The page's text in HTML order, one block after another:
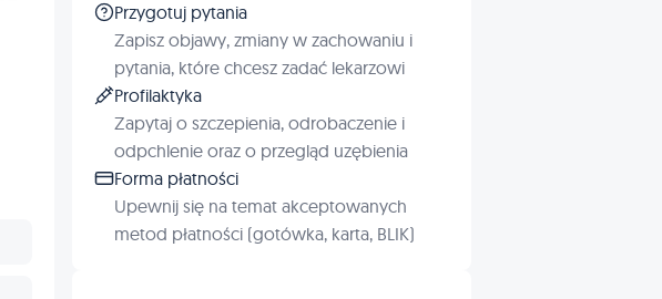
Przygotuj pytania
Zapisz objawy, zmiany w zachowaniu i
pytania, które chcesz zadać lekarzowi
Profilaktyka
Zapytaj o szczepienia, odrobaczenie i
odpchlenie oraz o przegląd uzębienia
Forma płatności
Upewnij się na temat akceptowanych
metod płatności (gotówka, karta, BLIK)